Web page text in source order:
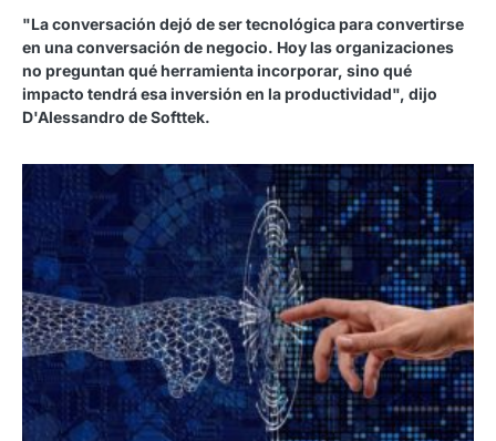
"La conversación dejó de ser tecnológica para convertirse
en una conversación de negocio. Hoy las organizaciones
no preguntan qué herramienta incorporar, sino qué
impacto tendrá esa inversión en la productividad", dijo
D'Alessandro de Softtek.